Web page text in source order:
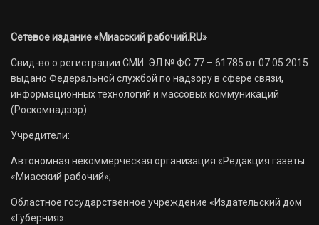
Сетевое издание «Миасский рабочий.RU»
Свид-во о регистрации СМИ: ЭЛ № ФС 77 – 61785 от 07.05.2015
выдано Федеральной службой по надзору в сфере связи,
информационных технологий и массовых коммуникаций
(Роскомнадзор)
Учредители:
Автономная некоммерческая организация «Редакция газеты
«Миасский рабочий»;
Областное государственное учреждение «Издательский дом
«Губерния».